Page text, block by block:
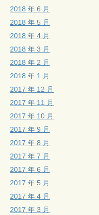
2018 年 6 月
2018 年 5 月
2018 年 4 月
2018 年 3 月
2018 年 2 月
2018 年 1 月
2017 年 12 月
2017 年 11 月
2017 年 10 月
2017 年 9 月
2017 年 8 月
2017 年 7 月
2017 年 6 月
2017 年 5 月
2017 年 4 月
2017 年 3 月